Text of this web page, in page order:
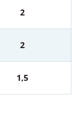
2
2
1,5